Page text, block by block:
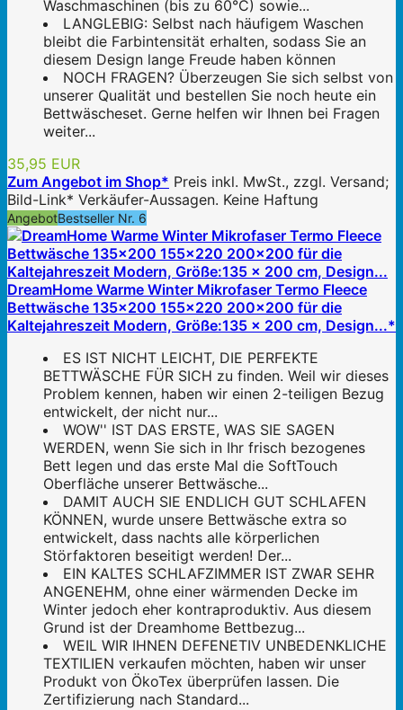
Waschmaschinen (bis zu 60°C) sowie...
LANGLEBIG: Selbst nach häufigem Waschen
bleibt die Farbintensität erhalten, sodass Sie an
diesem Design lange Freude haben können
NOCH FRAGEN? Überzeugen Sie sich selbst von
unserer Qualität und bestellen Sie noch heute ein
Bettwäscheset. Gerne helfen wir Ihnen bei Fragen
weiter...
35,95 EUR
Zum Angebot im Shop* Preis inkl. MwSt., zzgl. Versand;
Bild-Link* Verkäufer-Aussagen. Keine Haftung
AngebotBestseller Nr. 6
DreamHome Warme Winter Mikrofaser Termo Fleece
Bettwäsche 135x200 155x220 200x200 für die
Kaltejahreszeit Modern, Größe:135 x 200 cm, Design...*
ES IST NICHT LEICHT, DIE PERFEKTE
BETTWÄSCHE FÜR SICH zu finden. Weil wir dieses
Problem kennen, haben wir einen 2-teiligen Bezug
entwickelt, der nicht nur...
WOW'' IST DAS ERSTE, WAS SIE SAGEN
WERDEN, wenn Sie sich in Ihr frisch bezogenes
Bett legen und das erste Mal die SoftTouch
Oberfläche unserer Bettwäsche...
DAMIT AUCH SIE ENDLICH GUT SCHLAFEN
KÖNNEN, wurde unsere Bettwäsche extra so
entwickelt, dass nachts alle körperlichen
Störfaktoren beseitigt werden! Der...
EIN KALTES SCHLAFZIMMER IST ZWAR SEHR
ANGENEHM, ohne einer wärmenden Decke im
Winter jedoch eher kontraproduktiv. Aus diesem
Grund ist der Dreamhome Bettbezug...
WEIL WIR IHNEN DEFENETIV UNBEDENKLICHE
TEXTILIEN verkaufen möchten, haben wir unser
Produkt von ÖkoTex überprüfen lassen. Die
Zertifizierung nach Standard...